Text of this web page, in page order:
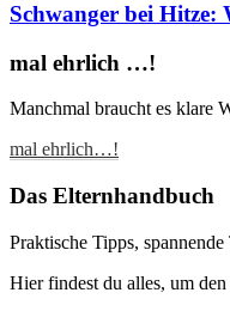
Schwanger bei
mal ehrlich …!
Manchmal braucht es klare
mal ehrlich…!
Das Elternhandbuch
Praktische Tipps,
Hier findest du alles, um